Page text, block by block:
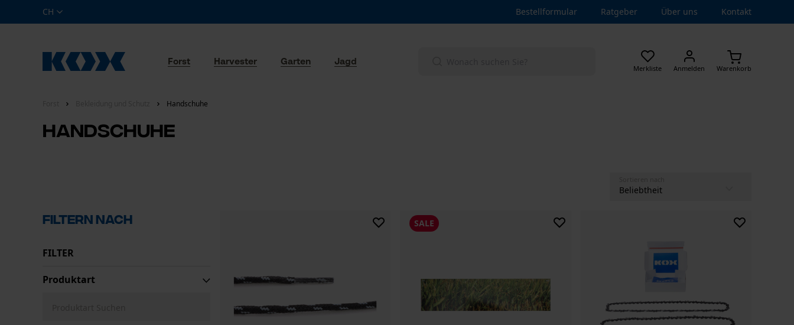
CH Bestellformular Ratgeber Über uns Kontakt
Merkliste Anmelden Warenkorb
Forst Harvester Garten Jagd
Handschuhe
Handschuhe
Filtern nach
FILTER
Produktart
SALE